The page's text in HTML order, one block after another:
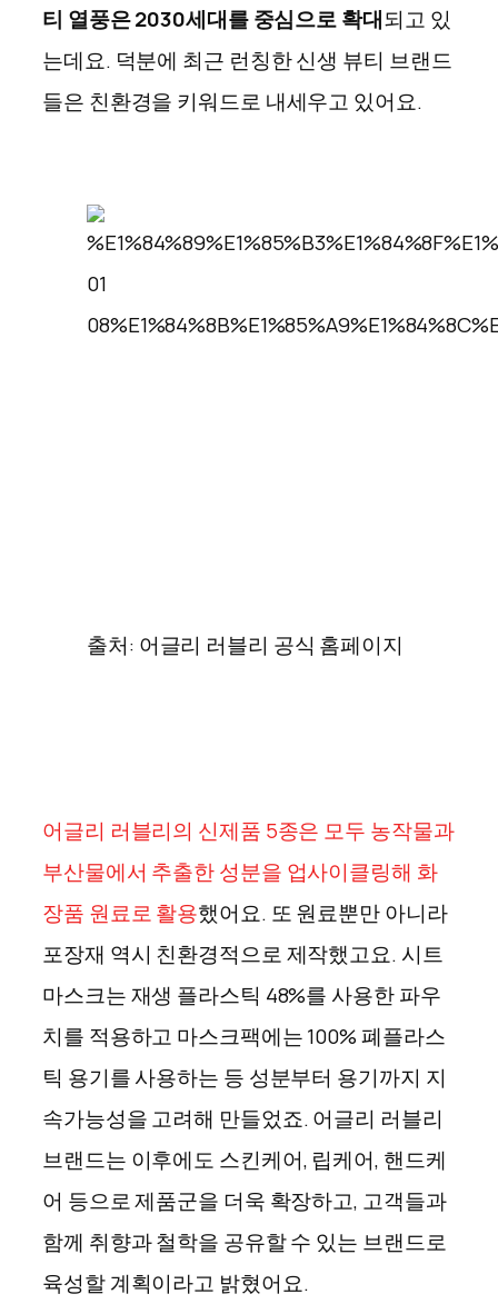
티 열풍은 2030세대를 중심으로 확대되고 있
는데요. 덕분에 최근 런칭한 신생 뷰티 브랜드
들은 친환경을 키워드로 내세우고 있어요.
출처: 어글리 러블리 공식 홈페이지
어글리 러블리의 신제품 5종은 모두 농작물과
부산물에서 추출한 성분을 업사이클링해 화
장품 원료로 활용했어요. 또 원료뿐만 아니라
포장재 역시 친환경적으로 제작했고요. 시트
마스크는 재생 플라스틱 48%를 사용한 파우
치를 적용하고 마스크팩에는 100% 폐플라스
틱 용기를 사용하는 등 성분부터 용기까지 지
속가능성을 고려해 만들었죠. 어글리 러블리
브랜드는 이후에도 스킨케어, 립케어, 핸드케
어 등으로 제품군을 더욱 확장하고, 고객들과
함께 취향과 철학을 공유할 수 있는 브랜드로
육성할 계획이라고 밝혔어요.